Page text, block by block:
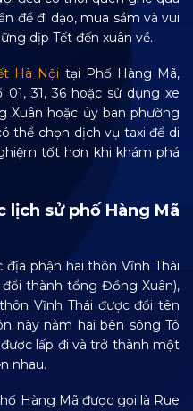
để đi dạo, mua sắm và vui
dịp Tết đến xuân về.
Hà Nội tại Phố Hàng Mã,
31, 36 hoặc sử dụng xe
Xuân hoặc ủy ban phường
thể chọn dịch vụ taxi để di
tốt hơn khi khám phá
lịch sử phố Hàng Mã
phận hai thôn Vĩnh Thái
thành tổng Đồng Xuân),
Vĩnh Thái được đổi tên
này nằm hai bên sông Tô
lấp đi và trở thành một
nhau.
Hàng Mã được gọi là Rue